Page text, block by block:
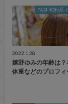
FASHION系
2022.1.28
嬉野ゆみの年齢は？
体重などのプロフィ